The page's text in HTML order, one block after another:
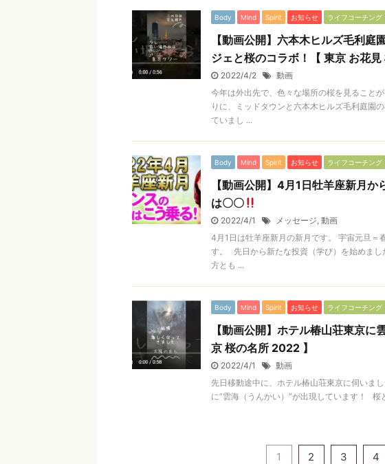
Body Mind Spirit お知らせ ライフコーチング
【動画公開】六本木ヒルズ毛利
ジェと桜のコラボ！【 東京 お花見
2022/4/2
動画
今年は外出先で、色々な場所の桜を見ること
りに、ミッドタウンと六本木ヒルズ毛利庭園
ていまし ...
Body Mind Spirit お知らせ ライフコーチング
【動画公開】4月1日牡羊座新月
は〇〇
2022/4/1 メッセージ, 動画
4月1日は牡羊座新月の新月です。 宇宙元旦＝
す。 先日から新たな投資（学び）を始めま
方とも ...
Body Mind Spirit お知らせ ライフコーチング
【動画公開】ホテル椿山荘東京
京 桜の名所 2022 】
2022/4/1
動画
先日移動途中に、ホテル椿山荘東京に伺いま
に”雲海（うんかい）”が出現しています！
1 2 3 4